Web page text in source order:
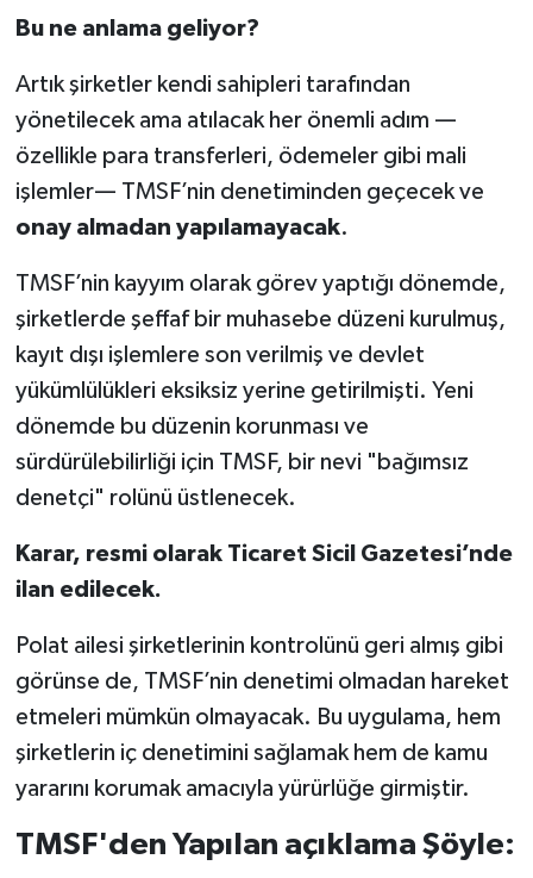
Bu ne anlama geliyor?
Artık şirketler kendi sahipleri tarafından
yönetilecek ama atılacak her önemli adım —
özellikle para transferleri, ödemeler gibi mali
işlemler— TMSF’nin denetiminden geçecek ve
onay almadan yapılamayacak.
TMSF’nin kayyım olarak görev yaptığı dönemde,
şirketlerde şeffaf bir muhasebe düzeni kurulmuş,
kayıt dışı işlemlere son verilmiş ve devlet
yükümlülükleri eksiksiz yerine getirilmişti. Yeni
dönemde bu düzenin korunması ve
sürdürülebilirliği için TMSF, bir nevi "bağımsız
denetçi" rolünü üstlenecek.
Karar, resmi olarak Ticaret Sicil Gazetesi’nde
ilan edilecek.
Polat ailesi şirketlerinin kontrolünü geri almış gibi
görünse de, TMSF’nin denetimi olmadan hareket
etmeleri mümkün olmayacak. Bu uygulama, hem
şirketlerin iç denetimini sağlamak hem de kamu
yararını korumak amacıyla yürürlüğe girmiştir.
TMSF'den Yapılan açıklama Şöyle: